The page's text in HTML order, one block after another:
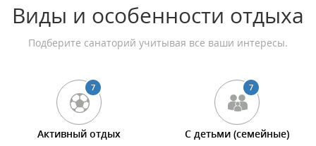
Виды и особенности отдыха
Подберите санаторий учитывая все ваши интересы.
7
Активный отдых
7
С детьми (семейные)